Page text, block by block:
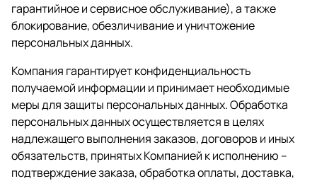
гарантийное и сервисное обслуживание), а также
блокирование, обезличивание и уничтожение
персональных данных.
Компания гарантирует конфиденциальность
получаемой информации и принимает необходимые
меры для защиты персональных данных. Обработка
персональных данных осуществляется в целях
надлежащего выполнения заказов, договоров и иных
обязательств, принятых Компанией к исполнению –
подтверждение заказа, обработка оплаты, доставка,